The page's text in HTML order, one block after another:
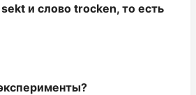
и слово trocken, то есть